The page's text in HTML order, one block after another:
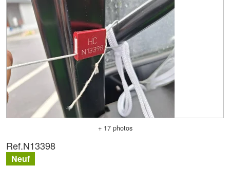
+ 17 photos
Ref.N13398
Neuf